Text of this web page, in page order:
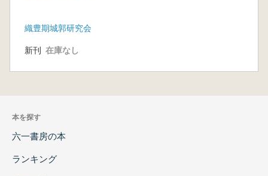
織豊期城郭研究会
新刊 在庫なし
本を探す
六一書房の本
ランキング